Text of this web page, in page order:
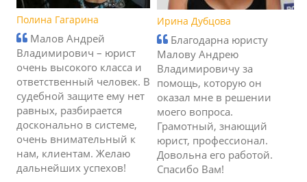
Полина Гагарина
Малов Андрей
Владимирович – юрист
очень высокого класса и
ответственный человек. В
судебной защите ему нет
равных, разбирается
досконально в системе,
очень внимательный к
нам, клиентам. Желаю
дальнейших успехов!
Ирина Дубцова
Благодарна юристу
Малову Андрею
Владимировичу за
помощь, которую он
оказал мне в решении
моего вопроса.
Грамотный, знающий
юрист, профессионал.
Довольна его работой.
Спасибо Вам!